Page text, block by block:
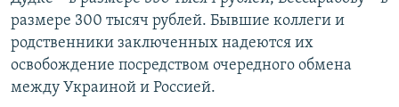
размере 300 тысяч рублей. Бывшие коллеги и
родственники заключенных надеются их
освобождение посредством очередного обмена
между Украиной и Россией.